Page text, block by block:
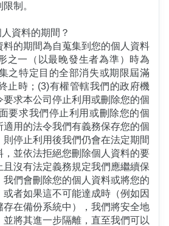
制。
資料的期間？
料的期間為自蒐集到您的個人資料
之一（以最晚發生者為準）時為
之特定目的全部消失或期限屆滿
止時；(3)有權管轄我們的政府機
要求本公司停止利用或刪除您的個
要求我們停止利用或刪除您的個
適用的法令我們有義務保存您的個
則停止利用後我們仍會在法定期間
，並依法拒絕您刪除個人資料的要
沒有法定義務規定我們應繼續保
們會刪除您的個人資料或將您的
者如果這不可能達成時（例如因
存在備份系統中），我們將安全地
將其進一步隔離，直至我們可以